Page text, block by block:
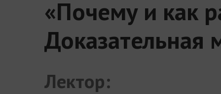
«Почему и как
Доказательная
Лектор: